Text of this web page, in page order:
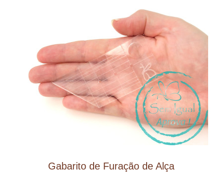
Gabarito de Furação de Alça